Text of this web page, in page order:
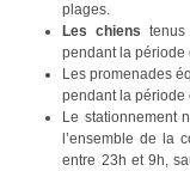
plages.
Les chiens
pendant la période
Les promenades
pendant la période
Le stationnement
l’ensemble de la
entre 23h et 9h,